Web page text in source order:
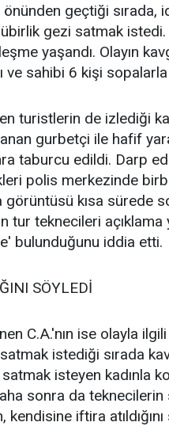
önünden geçtiği
gezi satmak
yaşandı. Olayın
ve sahibi 6 kişi sopalarla
turistlerin de izlediği
gurbetçi ile hafif
taburcu edildi. Darp
polis merkezinde
görüntüsü kısa sürede
tur teknecileri açıklama
bulunduğunu iddia etti.
SÖYLEDİ
C.A.'nın ise olayla
istediği sırada
isteyen kadınla
sonra da teknecilerin
kendisine iftira